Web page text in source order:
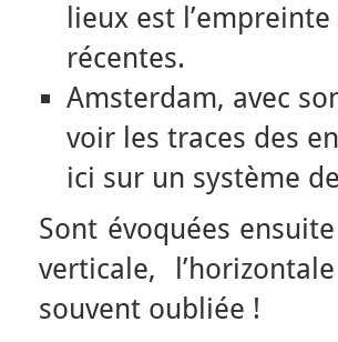
lieux est
récentes.
Amsterdam, avec
voir les traces des
ici sur un système
Sont évoquées
verticale,
souvent oubliée !